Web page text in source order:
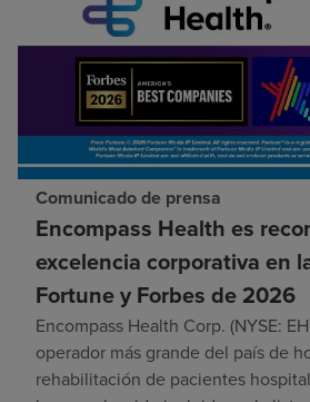
Comunicado de prensa
Encompass Health es
excelencia corporativa en
Fortune y Forbes de 2026
Encompass Health Corp. (NYSE:
operador más grande del país de
rehabilitación de pacientes